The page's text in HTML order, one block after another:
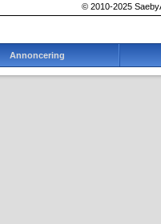
© 2010-2025
Annoncering